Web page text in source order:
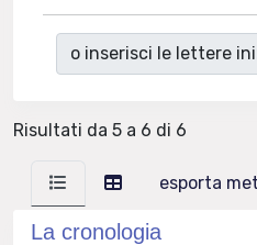
o inserisci le lettere
Risultati da 5 a 6 di 6
esporta
La cronologia